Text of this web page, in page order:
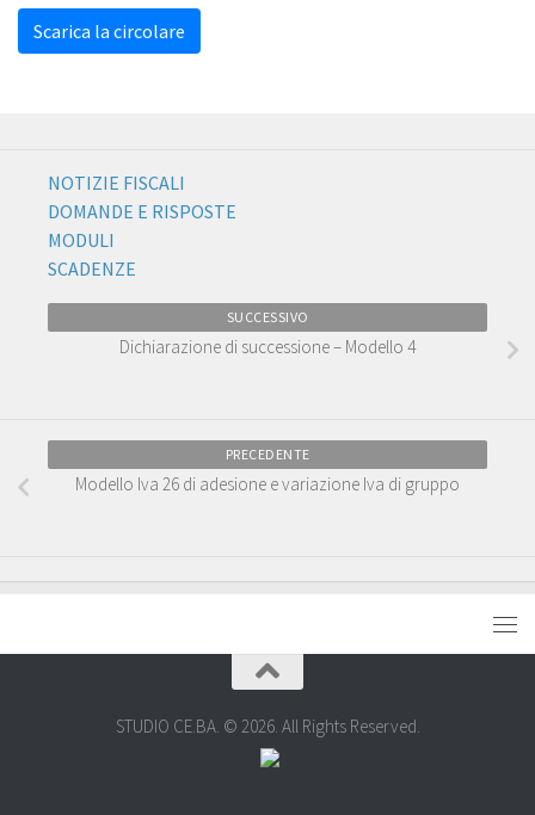
Scarica la circolare
NOTIZIE FISCALI
DOMANDE E RISPOSTE
MODULI
SCADENZE
SUCCESSIVO
Dichiarazione di successione – Modello 4
PRECEDENTE
Modello Iva 26 di adesione e variazione Iva di gruppo
STUDIO CE.BA. © 2026. All Rights Reserved.